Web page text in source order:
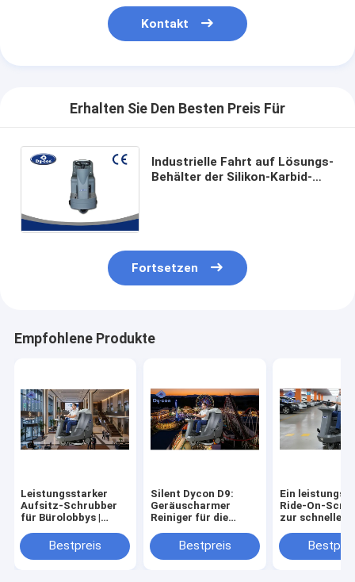
Kontakt
Erhalten Sie Den Besten Preis Für
Industrielle Fahrt auf Lösungs-
Behälter der Silikon-Karbid-
Fortsetzen
Empfohlene Produkte
Leistungsstarker
Aufsitz-Schrubber
für Bürolobbys |
Bestpreis
Silent Dycon D9:
Geräuscharmer
Reiniger für die
Freizeitpark.
Bestpreis
Ein
Ride-On-
zur schnellen
von